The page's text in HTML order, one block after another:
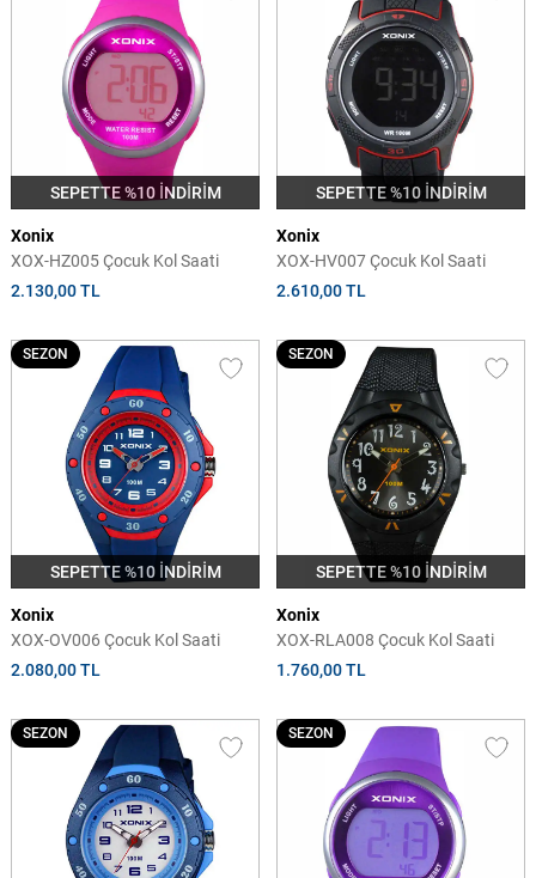
SEPETTE %10 İNDİRİM
Xonix
XOX-HZ005 Çocuk Kol Saati
2.130,00 TL
SEPETTE %10 İNDİRİM
Xonix
XOX-HV007 Çocuk Kol Saati
2.610,00 TL
SEPETTE %10 İNDİRİM
SEZON
Xonix
XOX-OV006 Çocuk Kol Saati
2.080,00 TL
SEPETTE %10 İNDİRİM
SEZON
Xonix
XOX-RLA008 Çocuk Kol Saati
1.760,00 TL
SEZON SEZON